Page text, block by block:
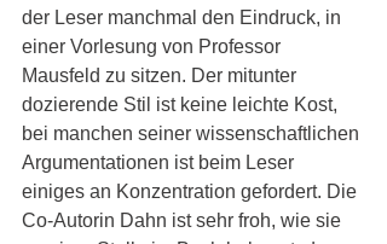
der Leser manchmal den Eindruck, in
einer Vorlesung von Professor
Mausfeld zu sitzen. Der mitunter
dozierende Stil ist keine leichte Kost,
bei manchen seiner wissenschaftlichen
Argumentationen ist beim Leser
einiges an Konzentration gefordert. Die
Co-Autorin Dahn ist sehr froh, wie sie